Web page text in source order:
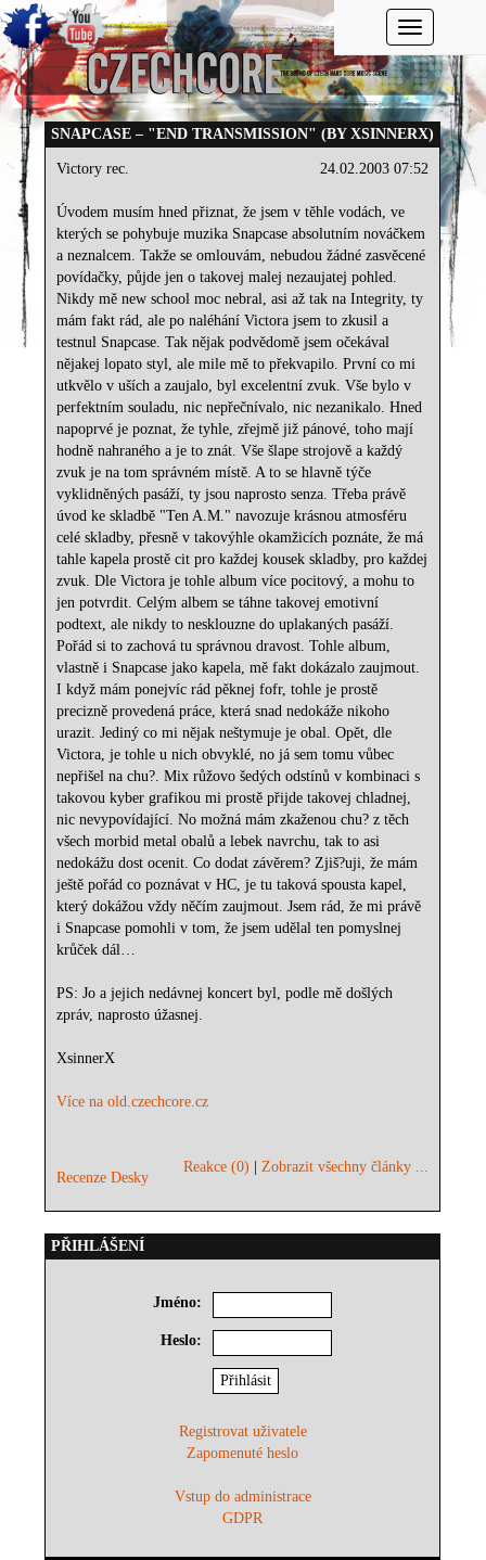
Toggle
SNAPCASE – "END TRANSMISSION" (BY XSINNERX)
24.02.2003 07:52
Victory rec.
Úvodem musím hned přiznat, že jsem v těhle vodách, ve
kterých se pohybuje muzika Snapcase absolutním nováčkem
a neznalcem. Takže se omlouvám, nebudou žádné zasvěcené
povídačky, půjde jen o takovej malej nezaujatej pohled.
Nikdy mě new school moc nebral, asi až tak na Integrity, ty
mám fakt rád, ale po naléhání Victora jsem to zkusil a
testnul Snapcase. Tak nějak podvědomě jsem očekával
nějakej lopato styl, ale mile mě to překvapilo. První co mi
utkvělo v uších a zaujalo, byl excelentní zvuk. Vše bylo v
perfektním souladu, nic nepřečnívalo, nic nezanikalo. Hned
napoprvé je poznat, že tyhle, zřejmě již pánové, toho mají
hodně nahraného a je to znát. Vše šlape strojově a každý
zvuk je na tom správném místě. A to se hlavně týče
vyklidněných pasáží, ty jsou naprosto senza. Třeba právě
úvod ke skladbě "Ten A.M." navozuje krásnou atmosféru
celé skladby, přesně v takovýhle okamžicích poznáte, že má
tahle kapela prostě cit pro každej kousek skladby, pro každej
zvuk. Dle Victora je tohle album více pocitový, a mohu to
jen potvrdit. Celým albem se táhne takovej emotivní
podtext, ale nikdy to nesklouzne do uplakaných pasáží.
Pořád si to zachová tu správnou dravost. Tohle album,
vlastně i Snapcase jako kapela, mě fakt dokázalo zaujmout.
I když mám ponejvíc rád pěknej fofr, tohle je prostě
precizně provedená práce, která snad nedokáže nikoho
urazit. Jediný co mi nějak neštymuje je obal. Opět, dle
Victora, je tohle u nich obvyklé, no já sem tomu vůbec
nepřišel na chu?. Mix růžovo šedých odstínů v kombinaci s
takovou kyber grafikou mi prostě přijde takovej chladnej,
nic nevypovídající. No možná mám zkaženou chu? z těch
všech morbid metal obalů a lebek navrchu, tak to asi
nedokážu dost ocenit. Co dodat závěrem? Zjiš?uji, že mám
ještě pořád co poznávat v HC, je tu taková spousta kapel,
který dokážou vždy něčím zaujmout. Jsem rád, že mi právě
i Snapcase pomohli v tom, že jsem udělal ten pomyslnej
krůček dál…
PS: Jo a jejich nedávnej koncert byl, podle mě došlých
zpráv, naprosto úžasnej.
XsinnerX
Více na old.czechcore.cz
Recenze Desky
Reakce (0) |Zobrazit všechny články ...
PŘIHLÁŠENÍ
Jméno:
Heslo:
Registrovat uživatele
Zapomenuté heslo
Vstup do administrace
GDPR